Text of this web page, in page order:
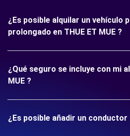
¿Es posible alquilar un vehículo
prolongado en THUE ET MUE ?
¿Qué seguro se incluye con mi
MUE ?
¿Es posible añadir un conductor